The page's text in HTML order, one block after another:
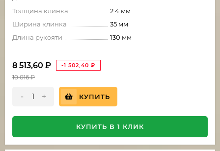
Толщина клинка
2.4 мм
Ширина клинка
35 мм
Длина рукояти
130 мм
8 513,60 ₽ -1 502,40 ₽
10 016₽
- + КУПИТЬ
КУПИТЬ В 1 КЛИК